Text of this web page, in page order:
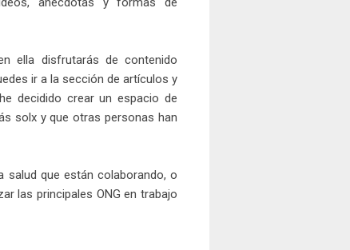
ella disfrutarás de contenido
ir a la sección de artículos y
decidido crear un espacio de
solx y que otras personas han
salud que están colaborando, o
las principales ONG en trabajo